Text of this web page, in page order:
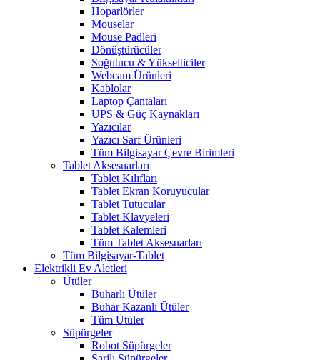
Hoparlörler
Mouselar
Mouse Padleri
Dönüştürücüler
Soğutucu & Yükselticiler
Webcam Ürünleri
Kablolar
Laptop Çantaları
UPS & Güç Kaynakları
Yazıcılar
Yazıcı Sarf Ürünleri
Tüm Bilgisayar Çevre Birimleri
Tablet Aksesuarları
Tablet Kılıfları
Tablet Ekran Koruyucular
Tablet Tutucular
Tablet Klavyeleri
Tablet Kalemleri
Tüm Tablet Aksesuarları
Tüm Bilgisayar-Tablet
Elektrikli Ev Aletleri
Ütüler
Buharlı Ütüler
Buhar Kazanlı Ütüler
Tüm Ütüler
Süpürgeler
Robot Süpürgeler